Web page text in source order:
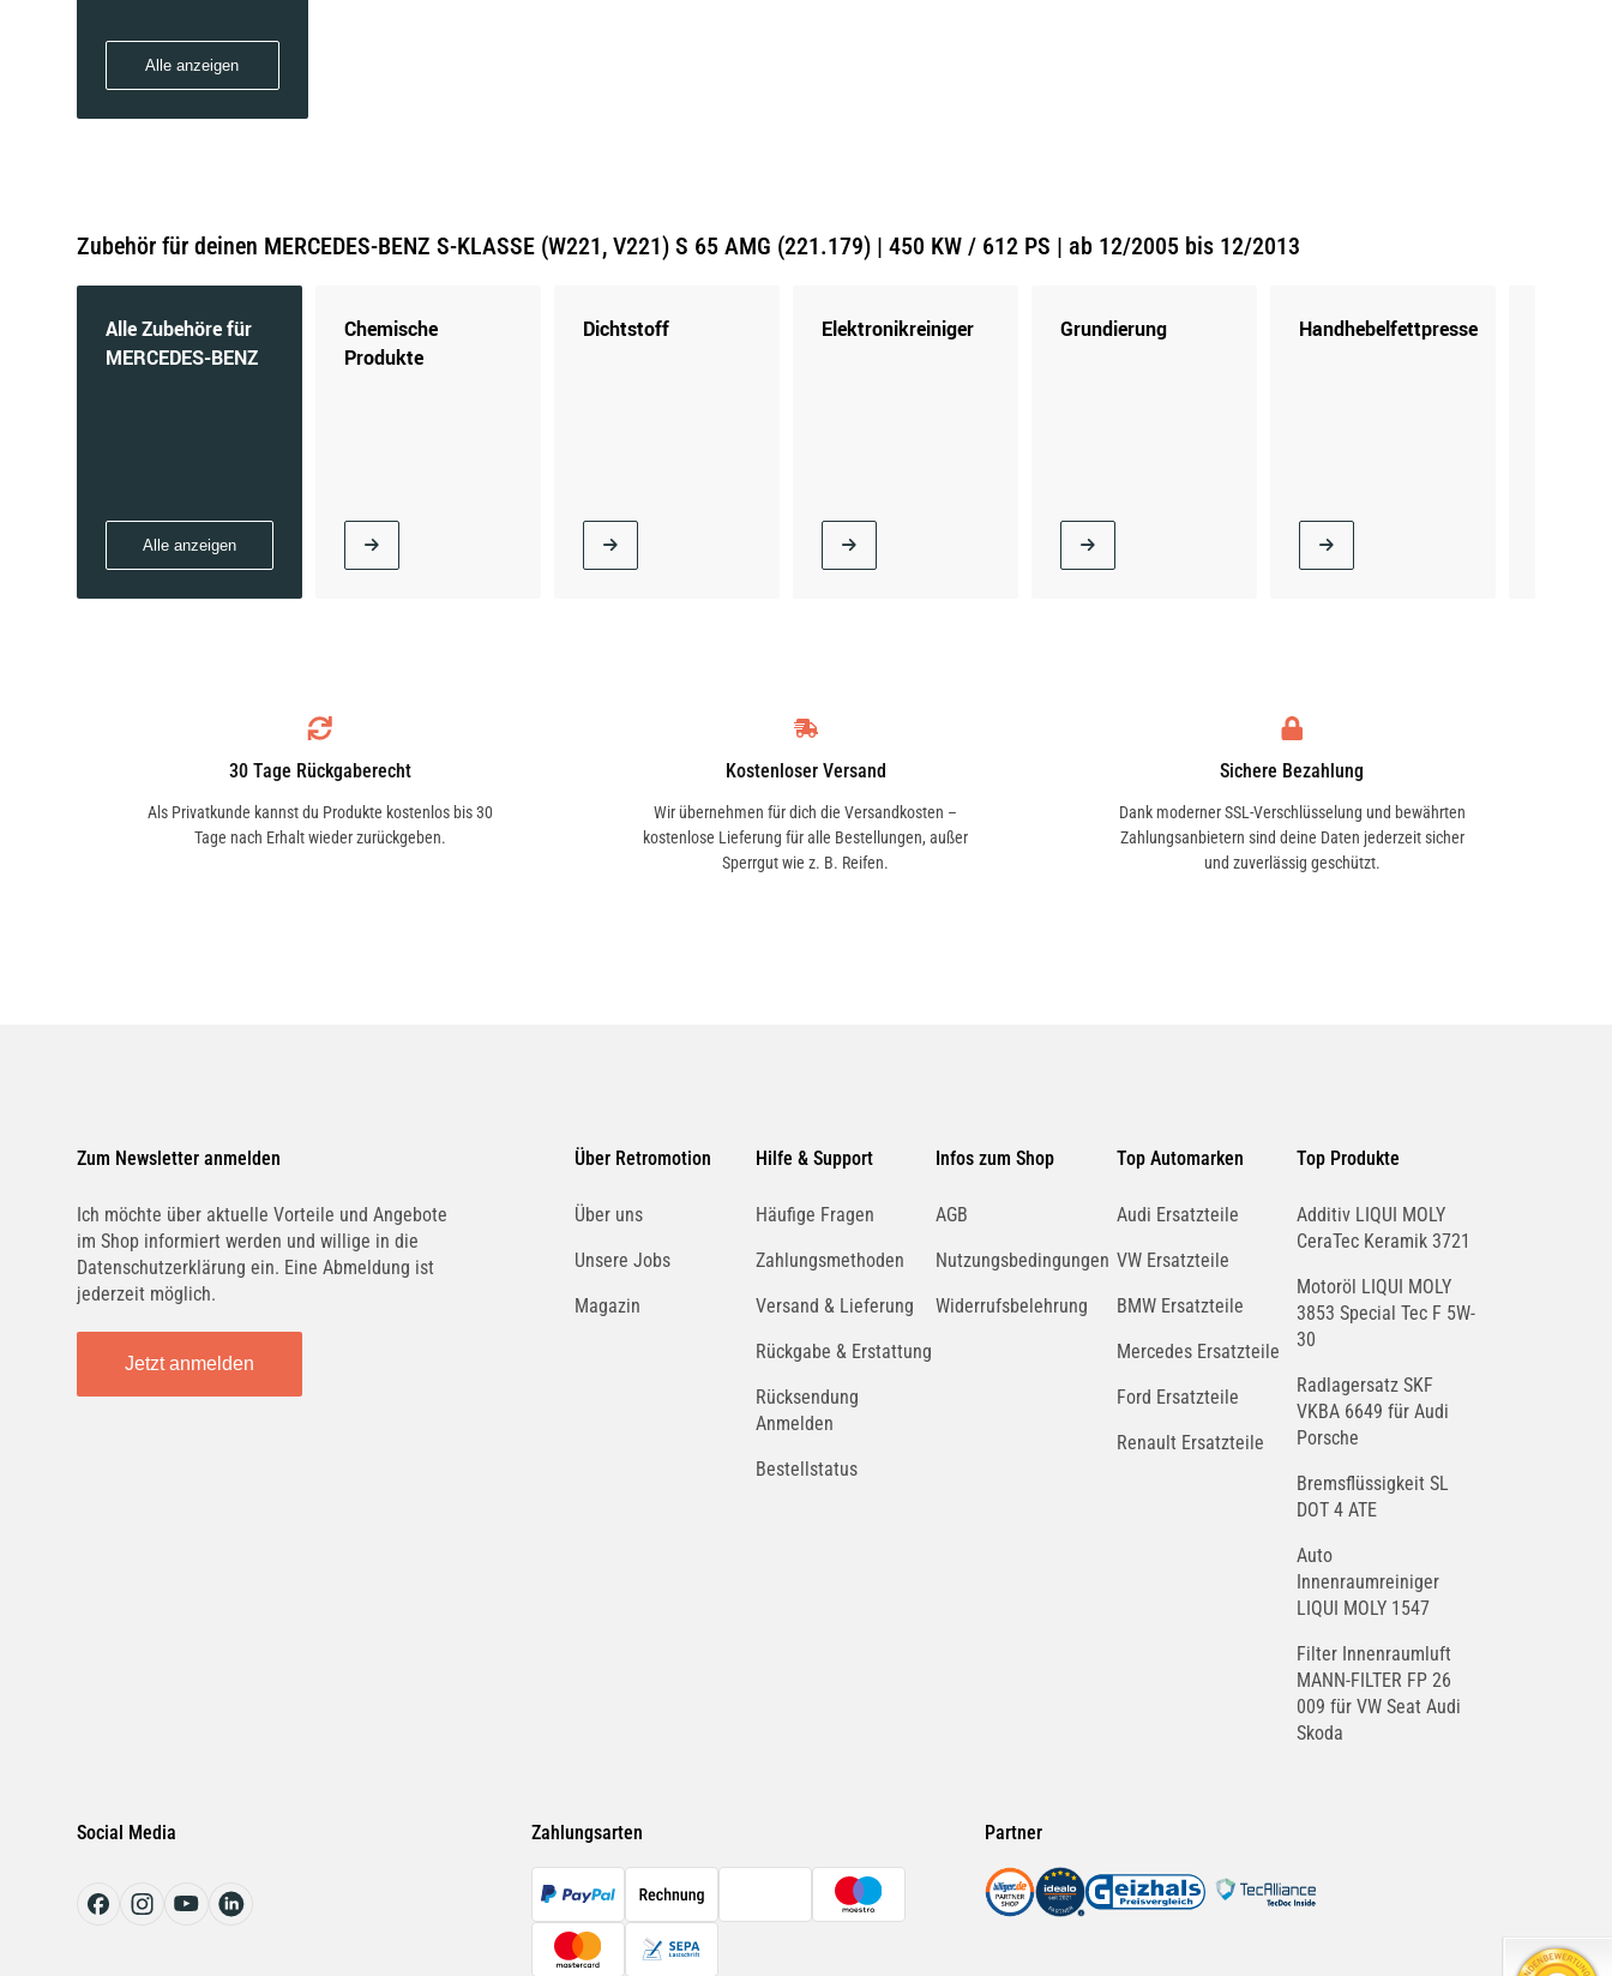
Alle anzeigen
Zubehör für deinen MERCEDES-BENZ S-KLASSE (W221, V221) S 65 AMG (221.179) | 450 KW / 612 PS | ab 12/2005 bis 12/2013
Alle Zubehöre für
MERCEDES-BENZ
Alle anzeigen
Chemische
Produkte
Dichtstoff Elektronikreiniger Grundierung Handhebelfettpresse
30 Tage Rückgaberecht
Als Privatkunde kannst du Produkte kostenlos bis 30
Tage nach Erhalt wieder zurückgeben.
Kostenloser Versand
Wir übernehmen für dich die Versandkosten –
kostenlose Lieferung für alle Bestellungen, außer
Sperrgut wie z. B. Reifen.
Sichere Bezahlung
Dank moderner SSL-Verschlüsselung und bewährten
Zahlungsanbietern sind deine Daten jederzeit sicher
und zuverlässig geschützt.
Zum Newsletter anmelden
Ich möchte über aktuelle Vorteile und Angebote
im Shop informiert werden und willige in die
Datenschutzerklärung ein. Eine Abmeldung ist
jederzeit möglich.
Jetzt anmelden
Über Retromotion
Über uns
Unsere Jobs
Magazin
Hilfe & Support
Häufige Fragen
Zahlungsmethoden
Versand & Lieferung
Rückgabe & Erstattung
Rücksendung
Anmelden
Bestellstatus
Infos zum Shop
AGB
Nutzungsbedingungen
Widerrufsbelehrung
Top Automarken
Audi Ersatzteile
VW Ersatzteile
BMW Ersatzteile
Mercedes Ersatzteile
Ford Ersatzteile
Renault Ersatzteile
Top Produkte
Additiv LIQUI MOLY
CeraTec Keramik 3721
Motoröl LIQUI MOLY
3853 Special Tec F 5W-
30
Radlagersatz SKF
VKBA 6649 für Audi
Porsche
Bremsflüssigkeit SL
DOT 4 ATE
Auto
Innenraumreiniger
LIQUI MOLY 1547
Filter Innenraumluft
MANN-FILTER FP 26
009 für VW Seat Audi
Skoda
Social Media Zahlungsarten Partner